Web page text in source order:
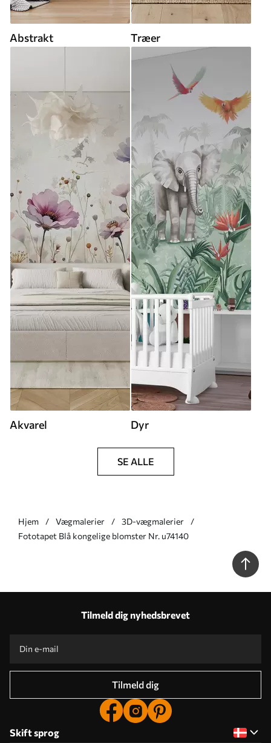
Abstrakt Træer
Akvarel Dyr
SE ALLE
Hjem Vægmalerier
3D-vægmalerier
Fototapet Blå kongelige blomster Nr. u74140
Tilmeld dig nyhedsbrevet
Tilmeld dig
Skift sprog